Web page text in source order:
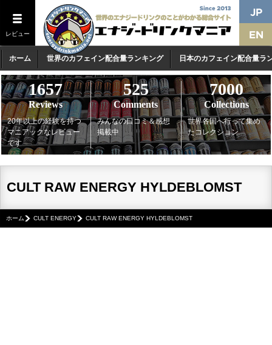
レビュー
ホーム 世界のカフェイン配合量ランキング 日本のカフェイン配合量ラ
1657
Reviews
20年以上の経験を持つ
マニアックなレビュー
です
525
Comments
みんなの口コミ＆感想
掲載中
7000
Collections
世界各国へ行って集め
たコレクション
CULT RAW ENERGY HYLDEBLOMST
ホーム CULT ENERGY CULT RAW ENERGY HYLDEBLOMST